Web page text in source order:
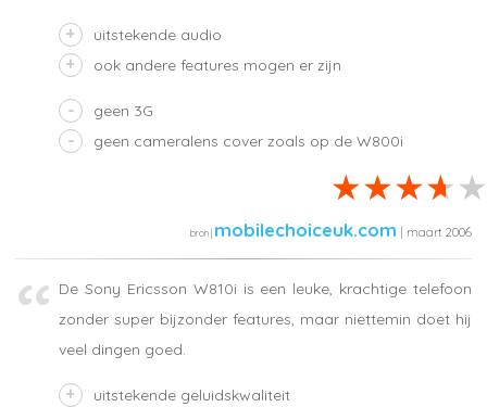
uitstekende audio
ook andere features mogen er zijn
geen 3G
geen cameralens cover zoals op de W800i
mobilechoiceuk.com | maart 2006
De Sony Ericsson W810i is een leuke, krachtige telefoon
zonder super bijzonder features, maar niettemin doet hij
veel dingen goed.
uitstekende geluidskwaliteit